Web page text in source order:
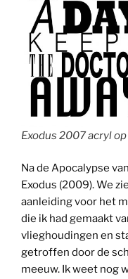
Exodus 2007 acryl
Na de Apocalypse
Exodus (2009). We
aanleiding voor het
die ik had gemaakt
vlieghoudingen en
getroffen door de
meeuw. Ik weet nog